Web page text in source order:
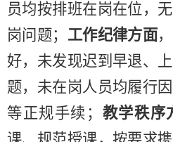
员均按排班在岗在位，
岗问题； 工作纪律方面
好，未发现迟到早退、
题，未在岗人员均履行
等正规手续； 教学秩序